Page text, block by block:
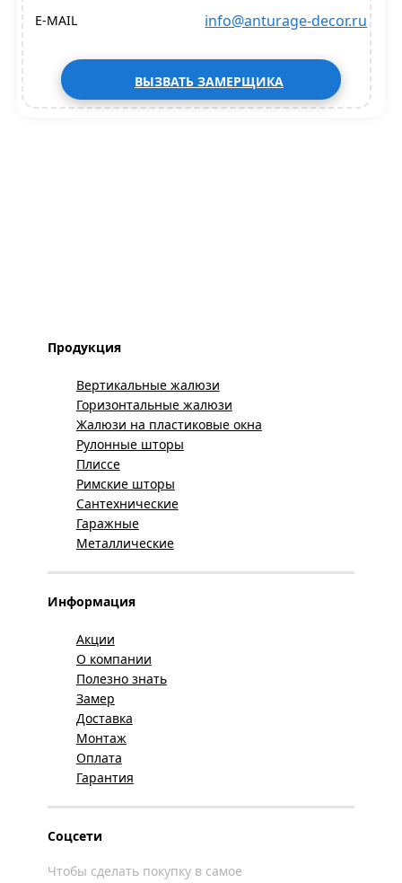
E-MAIL info@anturage-decor.ru
ВЫЗВАТЬ ЗАМЕРЩИКА
Продукция
Вертикальные жалюзи
Горизонтальные жалюзи
Жалюзи на пластиковые окна
Рулонные шторы
Плиссе
Римские шторы
Сантехнические
Гаражные
Металлические
Информация
Акции
О компании
Полезно знать
Замер
Доставка
Монтаж
Оплата
Гарантия
Соцсети
Чтобы сделать покупку в самое